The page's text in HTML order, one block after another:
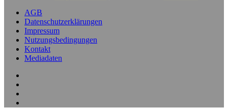
AGB
Datenschutzerklärungen
Impressum
Nutzungsbedingungen
Kontakt
Mediadaten